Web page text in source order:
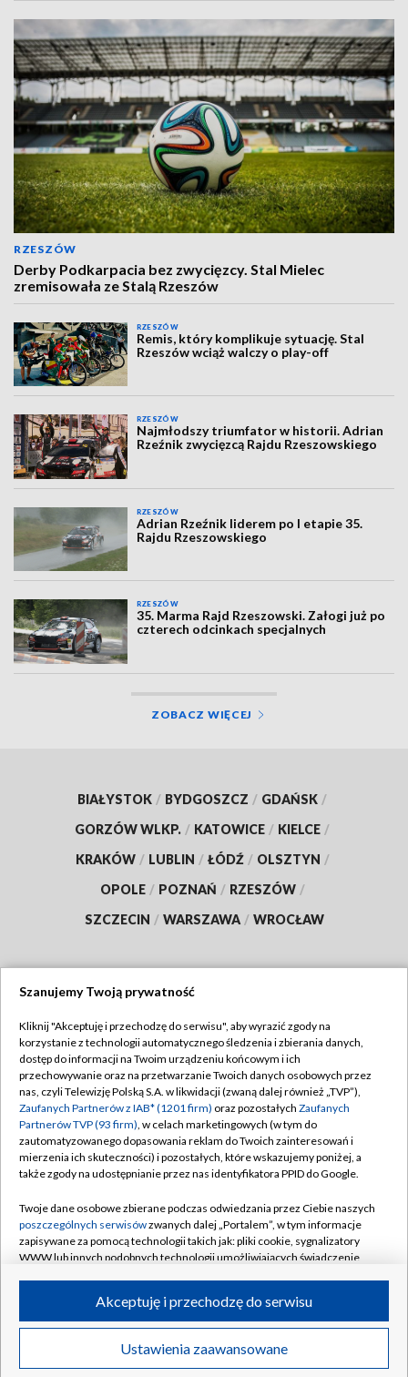
RZESZÓW
Derby Podkarpacia bez zwycięzcy. Stal Mielec
zremisowała ze Stalą Rzeszów
RZESZÓW
Remis, który komplikuje sytuację. Stal
Rzeszów wciąż walczy o play-off
RZESZÓW
Najmłodszy triumfator w historii. Adrian
Rzeźnik zwycięzcą Rajdu Rzeszowskiego
RZESZÓW
Adrian Rzeźnik liderem po I etapie 35.
Rajdu Rzeszowskiego
RZESZÓW
35. Marma Rajd Rzeszowski. Załogi już po
czterech odcinkach specjalnych
ZOBACZ WIĘCEJ
BIAŁYSTOK / BYDGOSZCZ / GDAŃSK /
GORZÓW WLKP. / KATOWICE / KIELCE /
KRAKÓW / LUBLIN / ŁÓDŹ / OLSZTYN /
OPOLE / POZNAŃ / RZESZÓW /
SZCZECIN / WARSZAWA / WROCŁAW
TVP
Abonament TVP
Emisja w TVP
Centrum informacji TVP
Naziemna Telewizja Cyfrowa
Rada Programowa
System NOS
Informacje o nadawcy
Program dla prasy
Ogłoszenie przetargowe
Regulamin TVP
Polityka prywatności
Moje zgody
Pomoc
Kontakt
Kanały
©2026 Telewizja Polska S.A. w likwidacji
Szanujemy Twoją prywatność
Kliknij "Akceptuję i przechodzę do serwisu", aby wyrazić zgody na
korzystanie z technologii automatycznego śledzenia i zbierania danych,
dostęp do informacji na Twoim urządzeniu końcowym i ich
przechowywanie oraz na przetwarzanie Twoich danych osobowych przez
nas, czyli Telewizję Polską S.A. w likwidacji (zwaną dalej również „TVP”),
Zaufanych Partnerów z IAB* (1201 firm) oraz pozostałych Zaufanych
Partnerów TVP (93 firm), w celach marketingowych (w tym do
zautomatyzowanego dopasowania reklam do Twoich zainteresowań i
mierzenia ich skuteczności) i pozostałych, które wskazujemy poniżej, a
także zgody na udostępnianie przez nas identyfikatora PPID do Google.
Twoje dane osobowe zbierane podczas odwiedzania przez Ciebie naszych
poszczególnych serwisówzwanych dalej „Portalem”, w tym informacje
zapisywane za pomocą technologii takich jak: pliki cookie, sygnalizatory
WWW lub innych podobnych technologii umożliwiających świadczenie
ruchu w Internecie.
Twoje dane osobowe zbierane podczas odwiedzania przez Ciebie
poszczególnych serwisówna Portalu, takie jak adresy IP, identyfikatory
Ustawienia zaawansowane
Akceptuję i przechodzę do serwisu